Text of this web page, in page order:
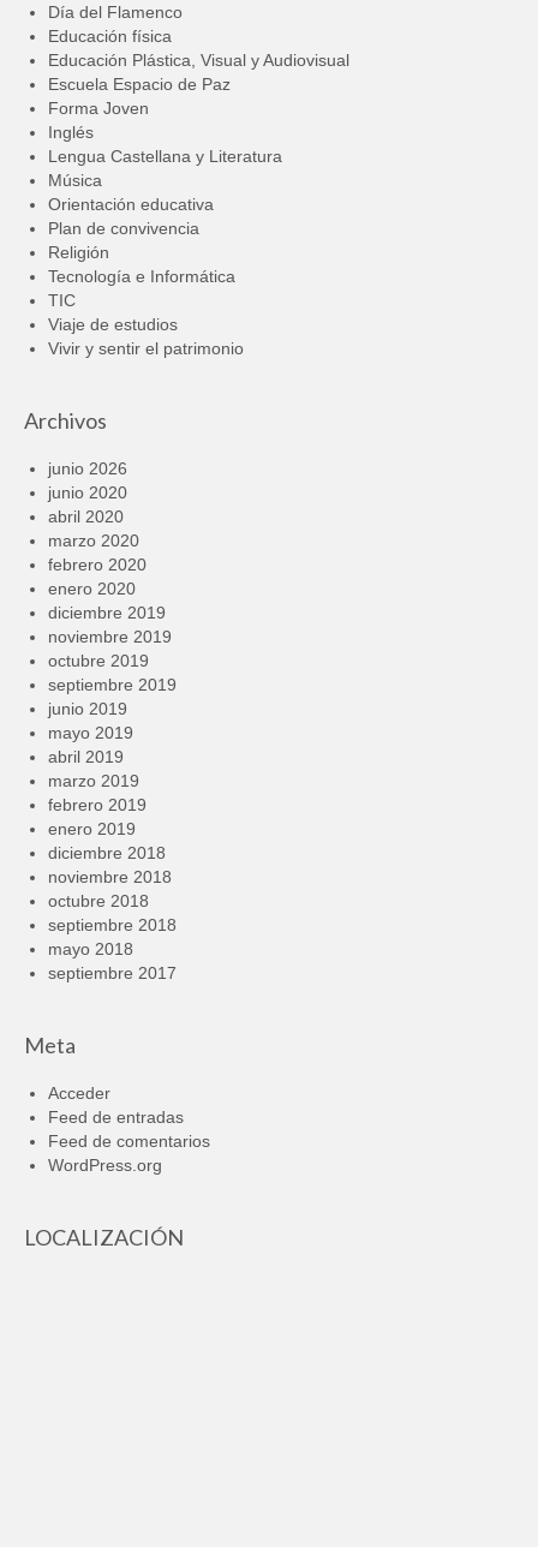
Día del Flamenco
Educación física
Educación Plástica, Visual y Audiovisual
Escuela Espacio de Paz
Forma Joven
Inglés
Lengua Castellana y Literatura
Música
Orientación educativa
Plan de convivencia
Religión
Tecnología e Informática
TIC
Viaje de estudios
Vivir y sentir el patrimonio
Archivos
junio 2026
junio 2020
abril 2020
marzo 2020
febrero 2020
enero 2020
diciembre 2019
noviembre 2019
octubre 2019
septiembre 2019
junio 2019
mayo 2019
abril 2019
marzo 2019
febrero 2019
enero 2019
diciembre 2018
noviembre 2018
octubre 2018
septiembre 2018
mayo 2018
septiembre 2017
Meta
Acceder
Feed de entradas
Feed de comentarios
WordPress.org
LOCALIZACIÓN